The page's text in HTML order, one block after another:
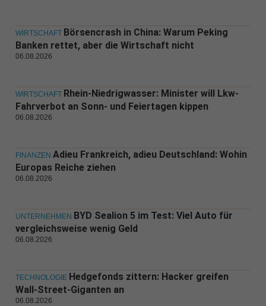
WIRTSCHAFT Börsencrash in China: Warum Peking
Banken rettet, aber die Wirtschaft nicht
06.08.2026
WIRTSCHAFT Rhein-Niedrigwasser: Minister will Lkw-
Fahrverbot an Sonn- und Feiertagen kippen
06.08.2026
FINANZEN Adieu Frankreich, adieu Deutschland: Wohin
Europas Reiche ziehen
06.08.2026
UNTERNEHMEN BYD Sealion 5 im Test: Viel Auto für
vergleichsweise wenig Geld
06.08.2026
TECHNOLOGIE Hedgefonds zittern: Hacker greifen
Wall-Street-Giganten an
06.08.2026